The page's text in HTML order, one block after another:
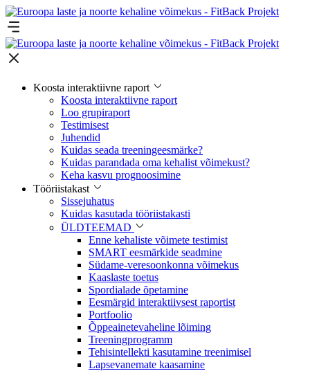
Koosta interaktiivne raport
Koosta interaktiivne raport
Loo grupiraport
Testimisest
Juhendid
Kuidas seada treeningeesmärke?
Kuidas parandada oma kehalist võimekust?
Keha kasvu prognoosimine
Tööriistakast
Sissejuhatus
Kuidas kasutada tööriistakasti
ÜLDTEEMAD
Enne kehaliste võimete testimist
SMART eesmärkide seadmine
Südame-veresoonkonna võimekus
Kaaslaste toetus
Spordialade õpetamine
Eesmärgid interaktiivsest raportist
Portfoolio
Õppeainetevaheline lõiming
Treeningprogramm
Tehisintellekti kasutamine treenimisel
Lapsevanemate kaasamine